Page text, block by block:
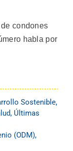
de condones
habla por
Sostenible,
, Últimas
(ODM),